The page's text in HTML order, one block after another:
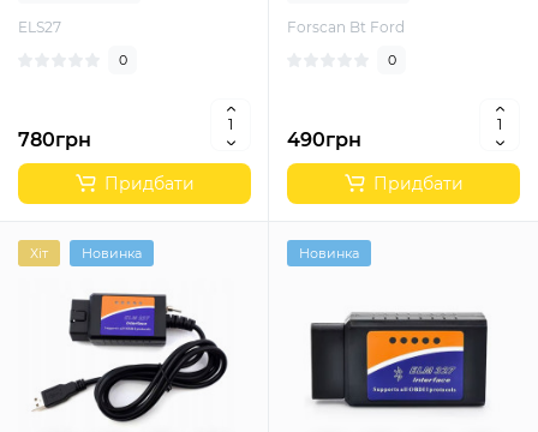
ELS27
0
780грн
Придбати
Forscan Bt Ford
0
490грн
Придбати
Хіт Новинка Новинка